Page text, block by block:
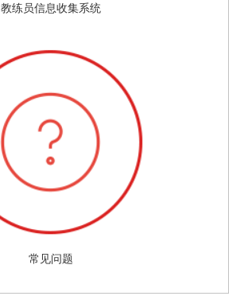
教练员信息收集系统
常见问题